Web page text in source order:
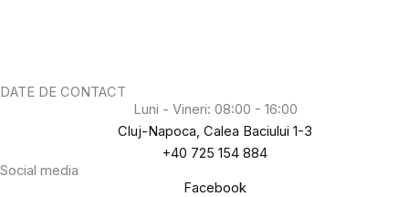
DATE DE CONTACT
Luni - Vineri: 08:00 - 16:00
Cluj-Napoca, Calea Baciului 1-3
+40 725 154 884
Social media
Facebook